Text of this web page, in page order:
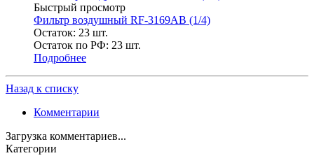
Быстрый просмотр
Фильтр воздушный RF-3169AB (1/4)
Остаток: 23 шт.
Остаток по РФ: 23 шт.
Подробнее
Назад к списку
Комментарии
Загрузка комментариев...
Категории